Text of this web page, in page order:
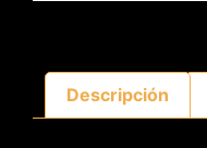
Descripción